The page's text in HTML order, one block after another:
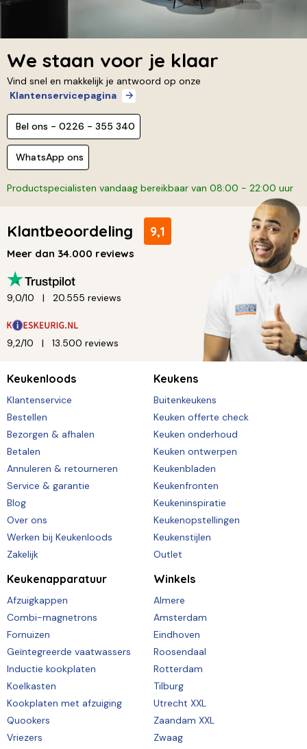
We staan voor je klaar
Vind snel en makkelijk je antwoord op onze
Klantenservicepagina
Bel ons - 0226 - 355 340
WhatsApp ons
Productspecialisten vandaag bereikbaar van 08:00 - 22:00 uur
Klantbeoordeling 9,1
Meer dan 34.000 reviews
9,0/10 20.555 reviews
9,2/10 13.500 reviews
Keukenloods
Klantenservice
Bestellen
Bezorgen & afhalen
Betalen
Annuleren & retourneren
Service & garantie
Blog
Over ons
Werken bij Keukenloods
Zakelijk
Keukens
Buitenkeukens
Keuken offerte check
Keuken onderhoud
Keuken ontwerpen
Keukenbladen
Keukenfronten
Keukeninspiratie
Keukenopstellingen
Keukenstijlen
Outlet
Keukenapparatuur
Afzuigkappen
Combi-magnetrons
Fornuizen
Geïntegreerde vaatwassers
Inductie kookplaten
Koelkasten
Kookplaten met afzuiging
Quookers
Vriezers
Winkels
Almere
Amsterdam
Eindhoven
Roosendaal
Rotterdam
Tilburg
Utrecht XXL
Zaandam XXL
Zwaag